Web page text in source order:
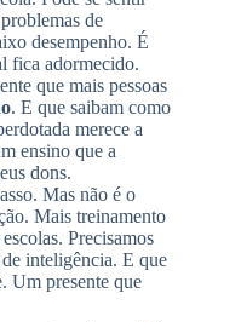
de
desempenho. É
fica adormecido.
que mais pessoas
. E que saibam como
merece a
ensino que a
dons.
Mas não é o
Mais treinamento
Precisamos
inteligência. E que
Um presente que